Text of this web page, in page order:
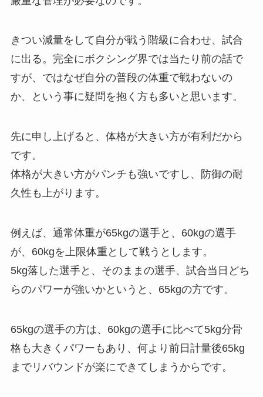
きつい減量をして自分が戦う階級に合わせ、試合
に出る。完全にボクシング界では当たり前の話で
すが、ではなぜ自分の普段の体重で戦わないの
か、という事に疑問を抱く方も多いと思います。
先に申し上げると、体格が大きい方が有利だから
です。
体格が大きい方がパンチも強いですし、防御の耐
久性も上がります。
例えば、通常体重が65kgの選手と、60kgの選手
が、60kgを上限体重として戦うとします。
5kg落した選手と、そのままの選手、試合当日どち
らのパワーが強いかというと、65kgの方です。
65kgの選手の方は、60kgの選手に比べて5kg分骨
格も大きくパワーもあり、何より前日計量後65kg
までリバウンドが楽にできてしまうからです。